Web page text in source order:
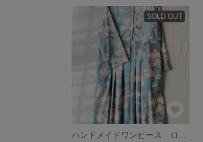
SOLD OUT